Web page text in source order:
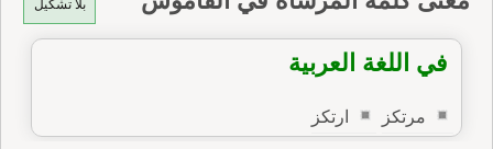
بلا تشكيل
في اللغة العربية
مرتكز ارتكز